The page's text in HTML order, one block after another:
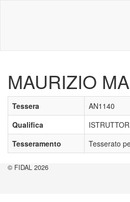
MAURIZIO
Tessera
AN1140
Qualifica
Tesseramento
Tesserato
© FIDAL 2026